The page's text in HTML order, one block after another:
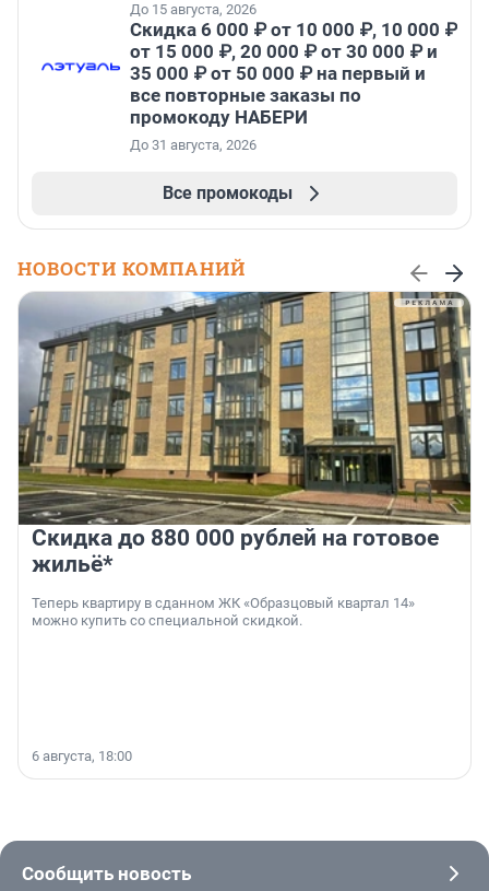
До 15 августа, 2026
Скидка 6 000 ₽ от 10 000 ₽, 10 000 ₽
от 15 000 ₽, 20 000 ₽ от 30 000 ₽ и
35 000 ₽ от 50 000 ₽ на первый и
все повторные заказы по
промокоду НАБЕРИ
До 31 августа, 2026
Все промокоды
НОВОСТИ КОМПАНИЙ
Скидка до 880 000 рублей на готовое
жильё*
Теперь квартиру в сданном ЖК «Образцовый квартал 14»
можно купить со специальной скидкой.
6 августа, 18:00
Сообщить новость